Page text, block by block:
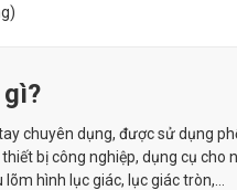
chuyên dụng, được sử dụng
bị công nghiệp, dụng cụ
hình lục giác, lục giác tròn,…